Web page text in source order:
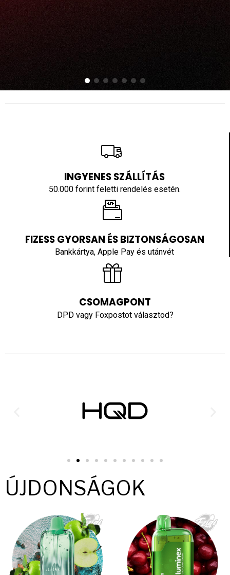
INGYENES SZÁLLÍTÁS
50.000 forint feletti rendelés esetén.
FIZESS GYORSAN ÉS BIZTONSÁGOSAN
Bankkártya, Apple Pay és utánvét
CSOMAGPONT
DPD vagy Foxpostot választod?
ÚJDONSÁGOK